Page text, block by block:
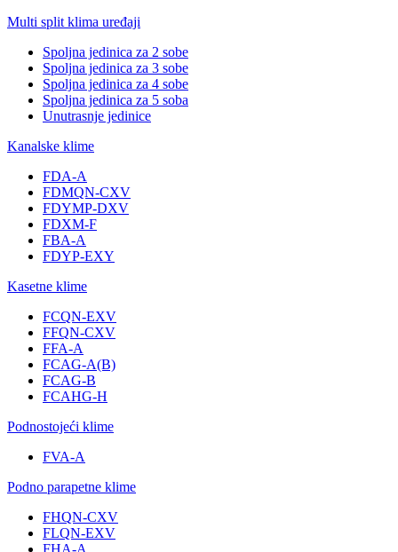
Multi split klima uređaji
Spoljna jedinica za 2 sobe
Spoljna jedinica za 3 sobe
Spoljna jedinica za 4 sobe
Spoljna jedinica za 5 soba
Unutrasnje jedinice
Kanalske klime
FDA-A
FDMQN-CXV
FDYMP-DXV
FDXM-F
FBA-A
FDYP-EXY
Kasetne klime
FCQN-EXV
FFQN-CXV
FFA-A
FCAG-A(B)
FCAG-B
FCAHG-H
Podnostojeći klime
FVA-A
Podno parapetne klime
FHQN-CXV
FLQN-EXV
FHA-A